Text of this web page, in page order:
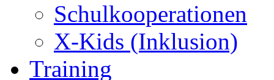
Schulkooperationen
X-Kids (Inklusion)
Training